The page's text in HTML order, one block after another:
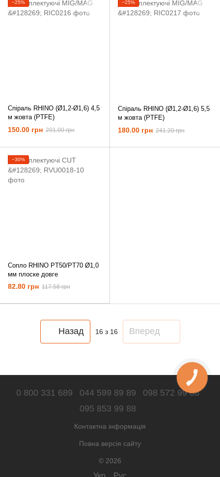
−25%
Спіраль RHINO (Ø1,2-Ø1,6) 4,5
м жовта (PTFE)
150.00 грн 201.00 грн
−25%
Спіраль RHINO (Ø1,2-Ø1,6) 5,5
м жовта (PTFE)
180.00 грн 241.20 грн
−30%
Сопло RHINO PT50/PT70 Ø1,0
мм плоске довге
82.80 грн 117.58 грн
Назад 16 з 16 Вперед
0 800 331 689 044 599 89 89
098 572 99 88
095 853 99 88
Контактна інформація
Повна версія сайту
© 2026